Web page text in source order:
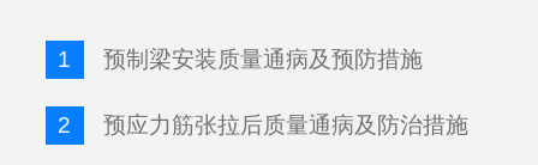
1 预制梁安装质量通病及预防措施
2 预应力筋张拉后质量通病及防治措施